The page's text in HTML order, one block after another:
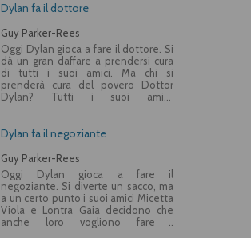
Dylan fa il dottore
Guy Parker-Rees
Oggi Dylan gioca a fare il dottore. Si
dà un gran daffare a prendersi cura
di tutti i suoi amici. Ma chi si
prenderà cura del povero Dottor
Dylan? Tutti i suoi amici,
Dylan fa il negoziante
Guy Parker-Rees
Oggi Dylan gioca a fare il
negoziante. Si diverte un sacco, ma
a un certo punto i suoi amici Micetta
Viola e Lontra Gaia decidono che
anche loro vogliono fare i